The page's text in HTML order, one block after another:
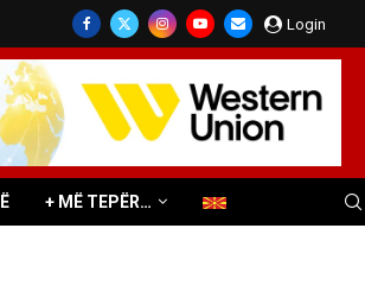
Login
+ MË TEPËR…